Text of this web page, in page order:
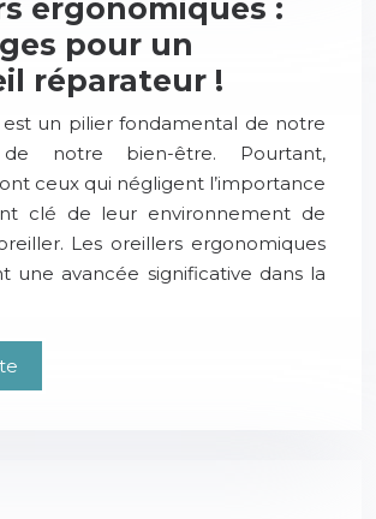
ergonomiques :
pour un
réparateur !
un pilier fondamental de notre
notre bien-être. Pourtant,
ceux qui négligent l’importance
clé de leur environnement de
Les oreillers ergonomiques
une avancée significative dans la